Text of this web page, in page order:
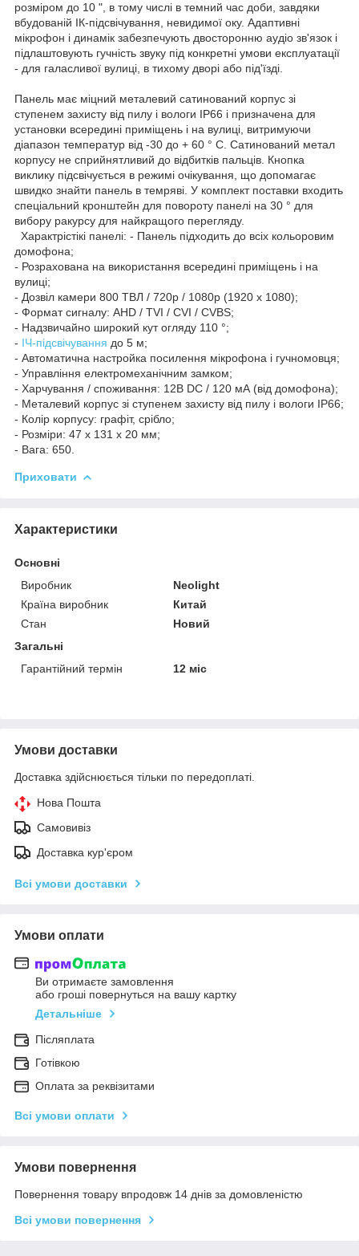
розміром до 10 ", в тому числі в темний час доби, завдяки
вбудованій ІК-підсвічування, невидимої оку. Адаптивні
мікрофон і динамік забезпечують двосторонню аудіо зв'язок і
підлаштовують гучність звуку під конкретні умови експлуатації
- для галасливої вулиці, в тихому дворі або під'їзді.
Панель має міцний металевий сатинований корпус зі
ступенем захисту від пилу і вологи IP66 і призначена для
установки всередині приміщень і на вулиці, витримуючи
діапазон температур від -30 до + 60 ° C. Сатинований метал
корпусу не сприйнятливий до відбитків пальців. Кнопка
виклику підсвічується в режимі очікування, що допомагає
швидко знайти панель в темряві. У комплект поставки входить
спеціальний кронштейн для повороту панелі на 30 ° для
вибору ракурсу для найкращого перегляду.
Характрістікі панелі: - Панель підходить до всіх кольоровим
домофона;
- Розрахована на використання всередині приміщень і на
вулиці;
- Дозвіл камери 800 ТВЛ / 720р / 1080p (1920 х 1080);
- Формат сигналу: AHD / TVI / CVI / CVBS;
- Надзвичайно широкий кут огляду 110 °;
- ІЧ-підсвічування до 5 м;
- Автоматична настройка посилення мікрофона і гучномовця;
- Управління електромеханічним замком;
- Харчування / споживання: 12В DC / 120 мА (від домофона);
- Металевий корпус зі ступенем захисту від пилу і вологи IP66;
- Колір корпусу: графіт, срібло;
- Розміри: 47 х 131 х 20 мм;
- Вага: 650.
Приховати
Характеристики
Основні
Виробник
Neolight
Країна виробник
Китай
Стан
Новий
Загальні
Гарантійний термін
12 міс
Умови доставки
Доставка здійснюється тільки по передоплаті.
Нова Пошта
Самовивіз
Доставка кур'єром
Всі умови доставки
Умови оплати
Ви отримаєте замовлення
або гроші повернуться на вашу картку
Детальніше
Післяплата
Готівкою
Оплата за реквізитами
Всі умови оплати
Умови повернення
Повернення товару впродовж 14 днів за домовленістю
Всі умови повернення